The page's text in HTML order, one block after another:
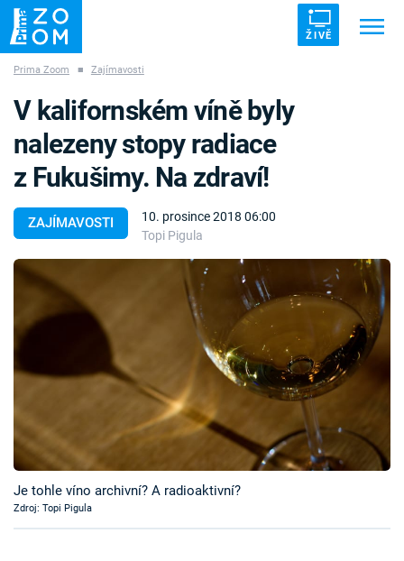
ŽIVĚ
ZÁHADY VETŘELCI DÁVNOVĚKU
Témata
Témata
Pořady
TV Program
Časopis
Sledujte prima+
Prima Zoom ■ Zajímavosti
ZAJÍMAVOSTI
10. prosince 2018 06:00
Topi Pigula
V kalifornském víně byly
nalezeny stopy radiace
z Fukušimy. Na zdraví!
Je tohle víno archivní? A radioaktivní?
Zdroj: Topi Pigula